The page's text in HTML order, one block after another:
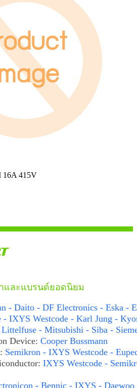
16A 415V
และแบรนด์ยอดนิยม
- Daito - DF Electronics - Eska -
IXYS Westcode - Karl Jung -
- Mitsubishi - Siba -
Device: Cooper Bussmann
Semikron - IXYS Westcode -
IXYS Westcode -
- Bennic - IXYS - Daewoo